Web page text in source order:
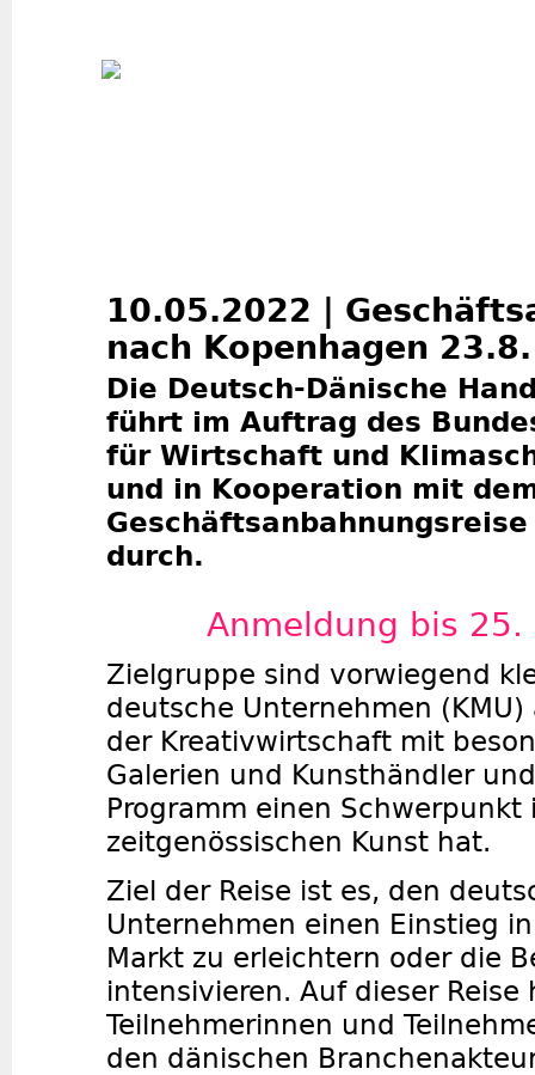
10.05.2022 |
nach Kopenhagen
Die Deutsch-Dänische
führt im Auftrag des
für Wirtschaft und
und in Kooperation mit
durch.
Anmeldung bis 25.
Zielgruppe sind vorwiegend
deutsche Unternehmen (KMU)
der Kreativwirtschaft mit
Galerien und Kunsthändler
Programm einen Schwerpunkt
zeitgenössischen Kunst hat.
Ziel der Reise ist es, den
Unternehmen einen Einstieg
Markt zu erleichtern oder die
intensivieren. Auf dieser Reise
Teilnehmerinnen und
den dänischen